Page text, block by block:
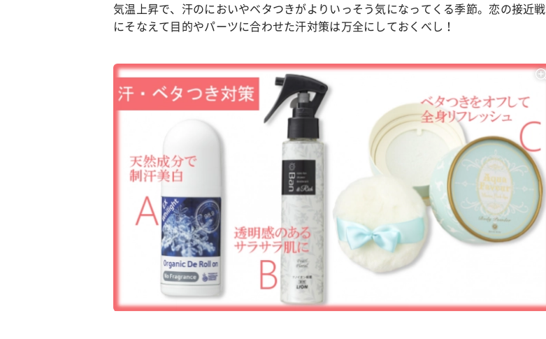
気温上昇で、汗のにおいやベタつきがよりいっそう気になってくる季節。恋の接近戦
にそなえて目的やパーツに合わせた汗対策は万全にしておくべし！